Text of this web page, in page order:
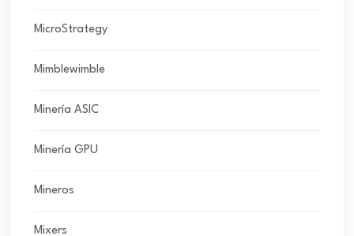
MicroStrategy
Mimblewimble
Minería ASIC
Minería GPU
Mineros
Mixers